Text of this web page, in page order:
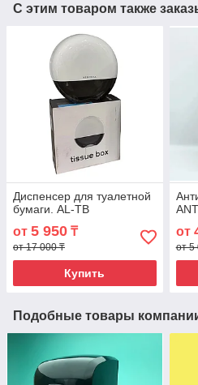
С этим товаром также
Диспенсер для туалетной
бумаги. AL-TB
от 5 950 ₸
от 17 000 ₸
Купить
от
от 5
Подобные товары